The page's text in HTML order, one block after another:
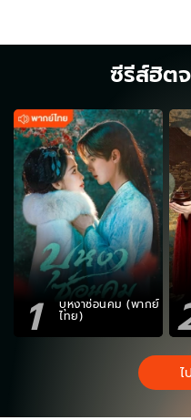
ซีรีส์ฮิต
1 บุหงาซ่อนคม (พากย์
ไทย)
ไ